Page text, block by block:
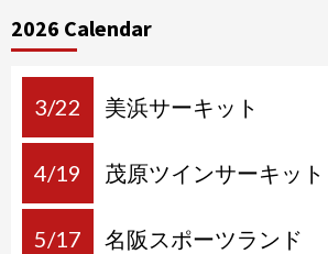
ビ
ゲ
シ
ン
2026 Calendar
3/22 美浜サーキット
4/19 茂原ツインサーキット
5/17 名阪スポーツランド